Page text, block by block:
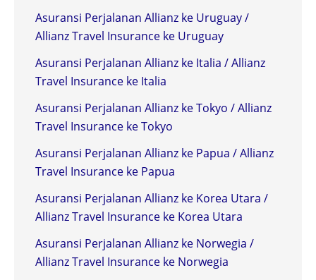
Asuransi Perjalanan Allianz ke Uruguay /
Allianz Travel Insurance ke Uruguay
Asuransi Perjalanan Allianz ke Italia / Allianz
Travel Insurance ke Italia
Asuransi Perjalanan Allianz ke Tokyo / Allianz
Travel Insurance ke Tokyo
Asuransi Perjalanan Allianz ke Papua / Allianz
Travel Insurance ke Papua
Asuransi Perjalanan Allianz ke Korea Utara /
Allianz Travel Insurance ke Korea Utara
Asuransi Perjalanan Allianz ke Norwegia /
Allianz Travel Insurance ke Norwegia